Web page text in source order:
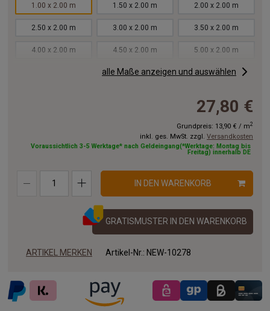
1.00 x 2.00 m 1.50 x 2.00 m 2.00 x 2.00 m
2.50 x 2.00 m 3.00 x 2.00 m 3.50 x 2.00 m
4.00 x 2.00 m 4.50 x 2.00 m 5.00 x 2.00 m
6.00 x 2.00 m 6.50 x 2.00 m
9.50 x 2.00 m
11.00x2.00 m 12.00x2.00 m
16.00x2.00 m 17.00x2.00 m 18.00x2.00 m
alle Maße anzeigen und auswählen
27,80 €
Grundpreis: 13,90 € / m2
inkl. ges. MwSt. zzgl. Versandkosten
Voraussichtlich 3-5 Werktage* nach Geldeingang(*Werktage: Montag bis
Freitag) innerhalb DE
IN DEN WARENKORB
GRATISMUSTER IN DEN WARENKORB
ARTIKEL MERKEN Artikel-Nr.: NEW-10278